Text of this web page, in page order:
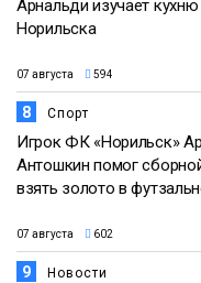
Арнальди изучает
Норильска
07 августа 594
8 Спорт
Игрок ФК «Норильск»
Антошкин помог
взять золото в
07 августа 602
9 Новости